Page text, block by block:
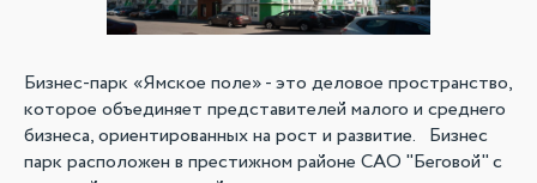
Бизнес-парк «Ямское поле» - это деловое пространство,
которое объединяет представителей малого и среднего
бизнеса, ориентированных на рост и развитие. Бизнес
парк расположен в престижном районе САО "Беговой" с